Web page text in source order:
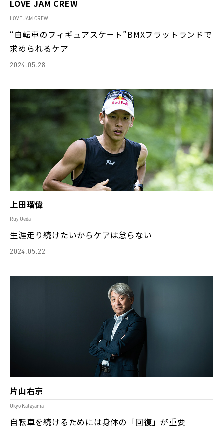
LOVE JAM CREW
LOVE JAM CREW
“自転車のフィギュアスケート”BMXフラットランドで
求められるケア
2024.05.28
上田瑠偉
Ruy Ueda
生涯走り続けたいからケアは怠らない
2024.05.22
片山右京
Ukyo Katayama
自転車を続けるためには身体の「回復」が重要